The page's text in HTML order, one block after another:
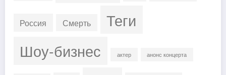
Россия Смерть Теги
Шоу-бизнес актер анонс концерта